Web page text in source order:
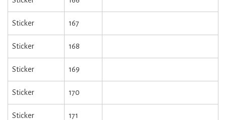
Sticker 167
Sticker 168
Sticker 169
Sticker 170
Sticker 171